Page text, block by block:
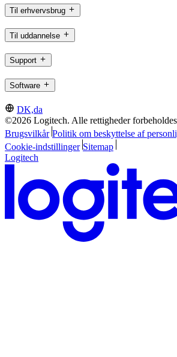
Til erhvervsbrug
Til uddannelse
Support
Software
DK,da
©2026 Logitech. Alle rettigheder forbeholdes
Brugsvilkår Politik om beskyttelse af
Cookie-indstillinger Sitemap
Logitech